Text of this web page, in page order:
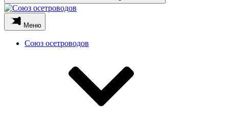
Меню
Союз осетроводов